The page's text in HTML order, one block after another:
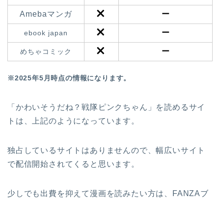
Amebaマンガ ー
ebook japan ー
めちゃコミック ー
※2025年5月時点の情報になります。
「かわいそうだね？戦隊ピンクちゃん」を読めるサイ
トは、上記のようになっています。
独占しているサイトはありませんので、幅広いサイト
で配信開始されてくると思います。
少しでも出費を抑えて漫画を読みたい方は、FANZAブ